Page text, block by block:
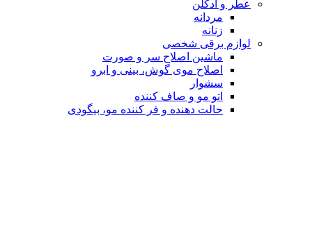
عطر و ادکلن
مردانه
زنانه
لوازم برقی شخصی
ماشین اصلاح سر و صورت
اصلاح موی گوش، بینی و ابرو
سشوار
اتو مو و صاف کننده
حالت دهنده و فر کننده مو، بیگودی